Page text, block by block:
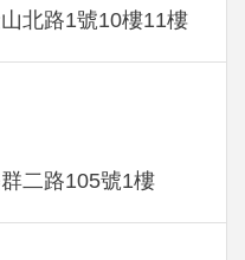
北路1號10樓11樓
二路105號1樓